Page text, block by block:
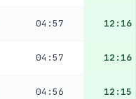
04:57 12:16
04:57 12:16
04:56 12:15